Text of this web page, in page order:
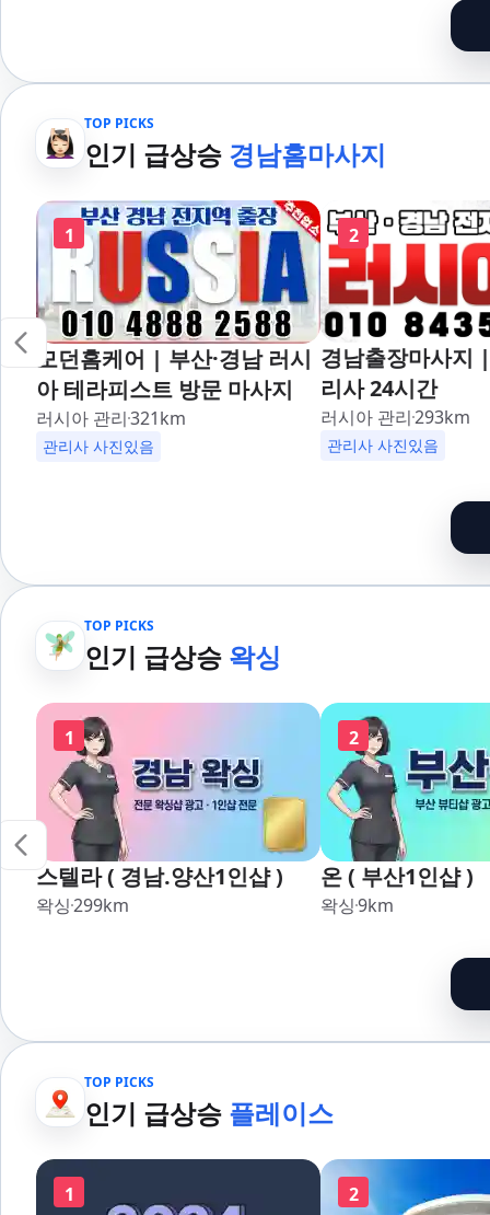
TOP PICKS
인기 급상승 경남홈마사지
1
모던홈케어 | 부산·경남 러시
아 테라피스트 방문 마사지
러시아 관리321km
관리사 사진있음
2
경남출장마사지
리사 24시간
러시아 관리293km
관리사 사진있음
TOP PICKS
인기 급상승 왁싱
1
스텔라 ( 경남.양산1인샵 )
왁싱299km
2
온 ( 부산1인샵 )
왁싱9km
TOP PICKS
인기 급상승 플레이스
1 2